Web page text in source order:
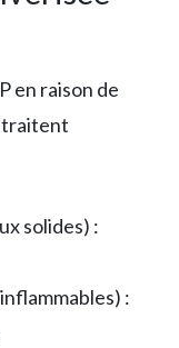
en raison de
traitent
solides) :
: